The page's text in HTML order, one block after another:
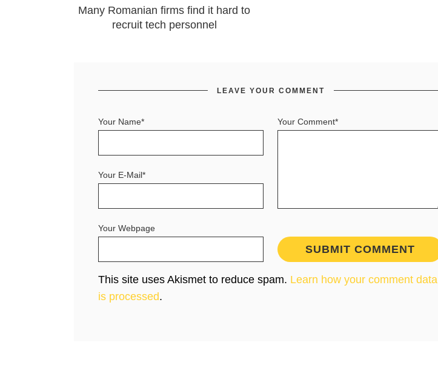
Many Romanian firms find it hard to
recruit tech personnel
LEAVE YOUR COMMENT
Your Comment*
Your Name*
Your E-Mail*
Your Webpage
This site uses Akismet to reduce spam. Learn how your comment data
is processed.